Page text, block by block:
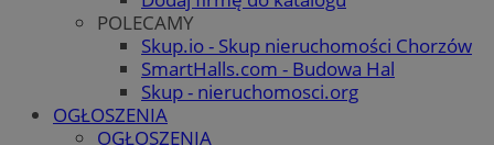
POLECAMY
Skup.io - Skup nieruchomości Chorzów
SmartHalls.com - Budowa Hal
Skup - nieruchomosci.org
OGŁOSZENIA
OGŁOSZENIA